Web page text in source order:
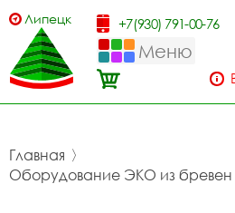
Липецк +7(930) 791-00-76
Меню
Главная 〉
Оборудование ЭКО из бревен